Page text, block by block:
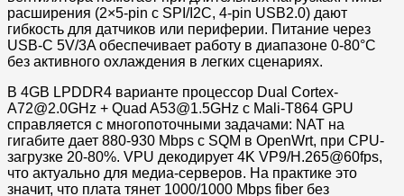
расширения (2×5-pin с SPI/I2C, 4-pin USB2.0) дают
гибкость для датчиков или периферии. Питание через
USB-C 5V/3A обеспечивает работу в диапазоне 0-80°C
без активного охлаждения в легких сценариях.
В 4GB LPDDR4 варианте процессор Dual Cortex-
A72@2.0GHz + Quad A53@1.5GHz с Mali-T864 GPU
справляется с многопоточными задачами: NAT на
гигабите дает 880-930 Mbps с SQM в OpenWrt, при CPU-
загрузке 20-80%. VPU декодирует 4K VP9/H.265@60fps,
что актуально для медиа-серверов. На практике это
значит, что плата тянет 1000/1000 Mbps fiber без